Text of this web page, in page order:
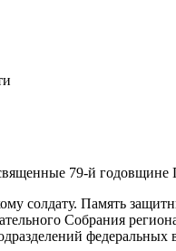
79-й
солдату. Память
Собрания